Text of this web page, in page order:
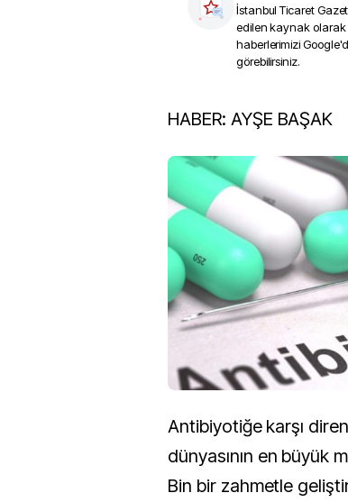
İstanbul Ticaret
edilen kaynak olarak
haberlerimizi
görebilirsiniz.
HABER: AYŞE BAŞAK
Antibiyotiğe karşı
dünyasının en büyük
Bin bir zahmetle